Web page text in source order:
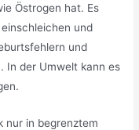
Östrogen hat. Es
und
und
In der Umwelt kann es
nur in begrenztem